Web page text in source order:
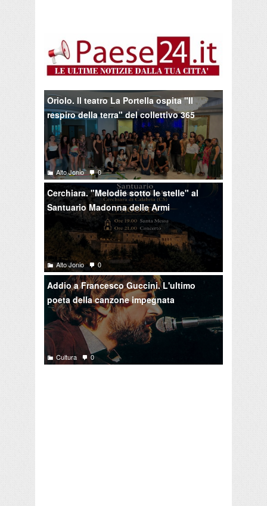
Oriolo. Il teatro La Portella ospita "Il
respiro della terra" del collettivo 365
Alto Jonio 0
Cerchiara. "Melodie sotto le stelle" al
Santuario Madonna delle Armi
Alto Jonio 0
Addio a Francesco Guccini. L'ultimo
poeta della canzone impegnata
Cultura 0